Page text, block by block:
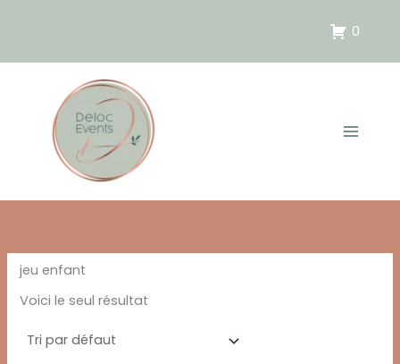
0
jeu enfant
Voici le seul résultat